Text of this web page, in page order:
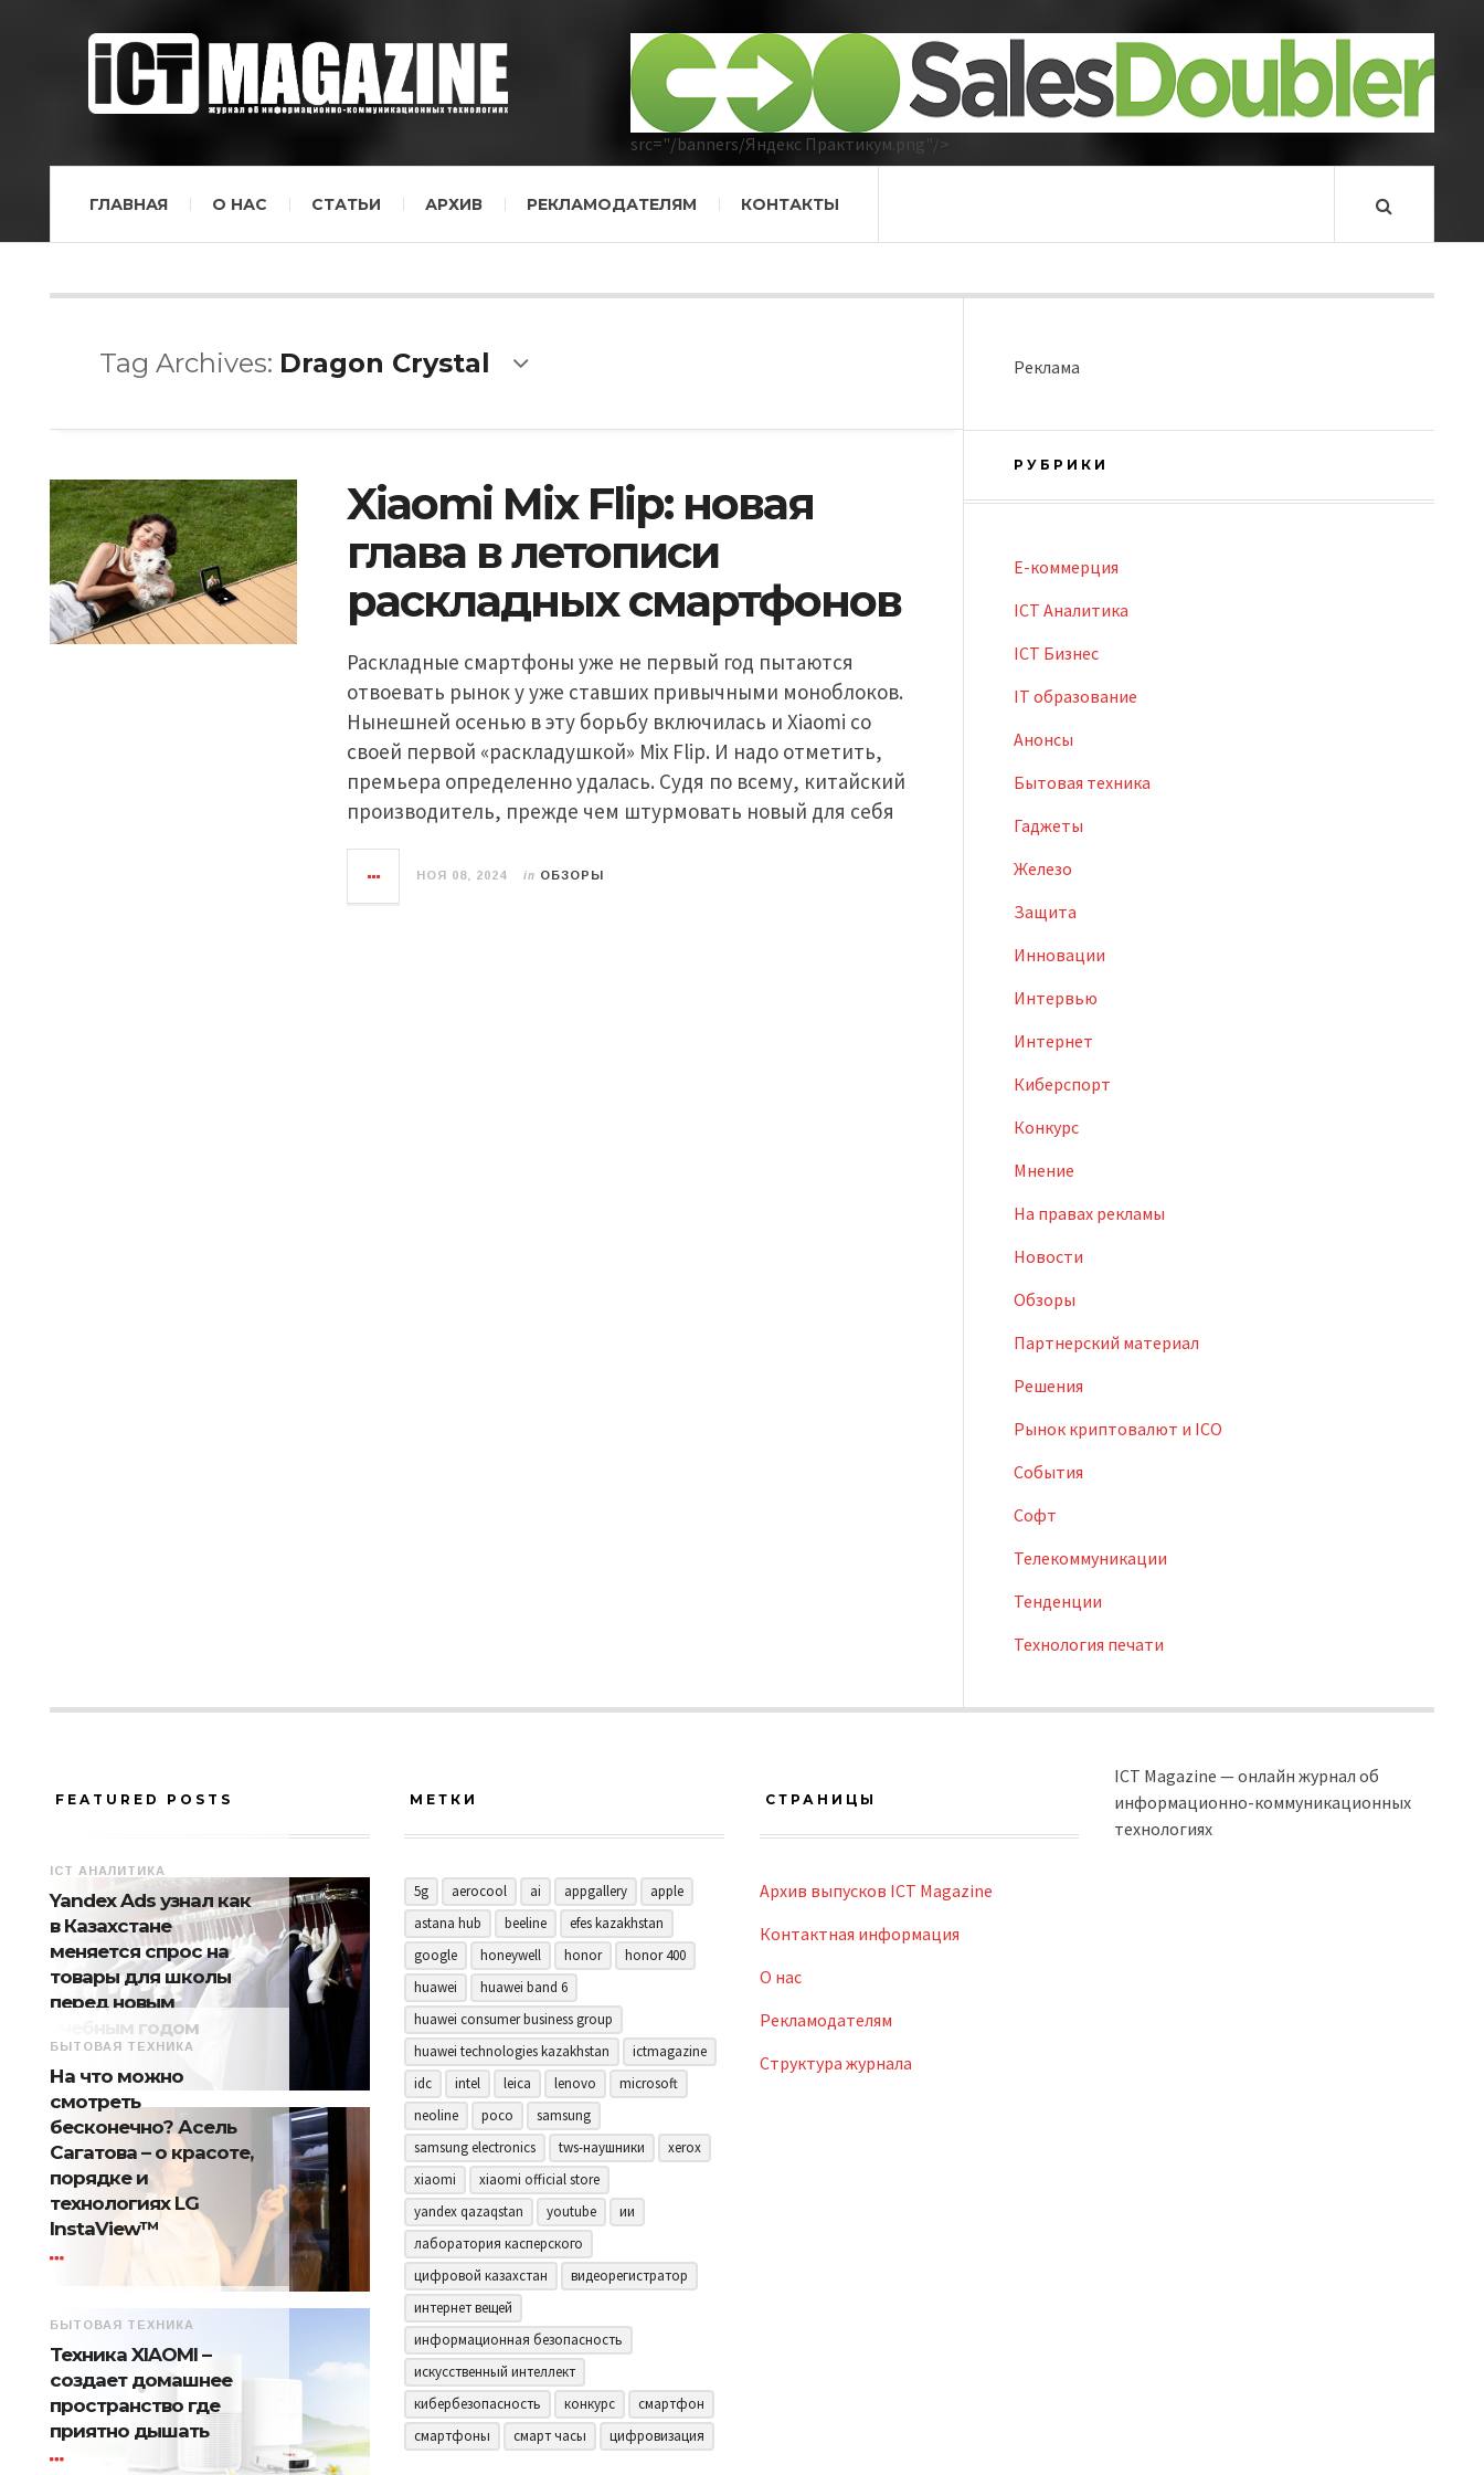
src="/banners/Яндекс Практикум.png"/>
ГЛАВНАЯ О НАС СТАТЬИ АРХИВ РЕКЛАМОДАТЕЛЯМ КОНТАКТЫ
Tag Archives: Dragon Crystal
Xiaomi Mix Flip: новая
глава в летописи
раскладных смартфонов
Раскладные смартфоны уже не первый год пытаются
отвоевать рынок у уже ставших привычными моноблоков.
Нынешней осенью в эту борьбу включилась и Xiaomi со
своей первой «раскладушкой» Mix Flip. И надо отметить,
премьера определенно удалась. Судя по всему, китайский
производитель, прежде чем штурмовать новый для себя
НОЯ 08, 2024 in ОБЗОРЫ
Реклама
РУБРИКИ
E-коммерция
ICT Аналитика
ICT Бизнес
IT образование
Анонсы
Бытовая техника
Гаджеты
Железо
Защита
Инновации
Интервью
Интернет
Киберспорт
Конкурс
Мнение
На правах рекламы
Новости
Обзоры
Партнерский материал
Решения
Рынок криптовалют и ICO
События
Софт
Телекоммуникации
Тенденции
Технология печати
FEATURED POSTS
ICT АНАЛИТИКА
Yandex Ads узнал как
в Казахстане
меняется спрос на
товары для школы
перед новым
учебным годом
БЫТОВАЯ ТЕХНИКА
На что можно
смотреть
бесконечно? Асель
Сагатова – о красоте,
порядке и
технологиях LG
InstaView™
БЫТОВАЯ ТЕХНИКА
Техника XIAOMI –
создает домашнее
пространство где
приятно дышать
МЕТКИ
5g aerocool ai appgallery
apple
astana hub
beeline
efes kazakhstan
google
honeywell honor
honor 400
huawei
huawei band 6
huawei consumer business group
huawei technologies kazakhstan
ictmagazine
idc
intel leica lenovo
microsoft
neoline
poco
samsung
samsung electronics
tws-наушники
xerox
xiaomi
xiaomi official store
yandex qazaqstan
youtube
ии
лаборатория касперского
цифровой казахстан
видеорегистратор
интернет вещей
информационная безопасность
искусственный интеллект
кибербезопасность
конкурс
смартфон
смартфоны
смарт часы цифровизация
СТРАНИЦЫ
Архив выпусков ICT Magazine
Контактная информация
О нас
Рекламодателям
Структура журнала
ICT Magazine — онлайн журнал об
информационно-коммуникационных
технологиях